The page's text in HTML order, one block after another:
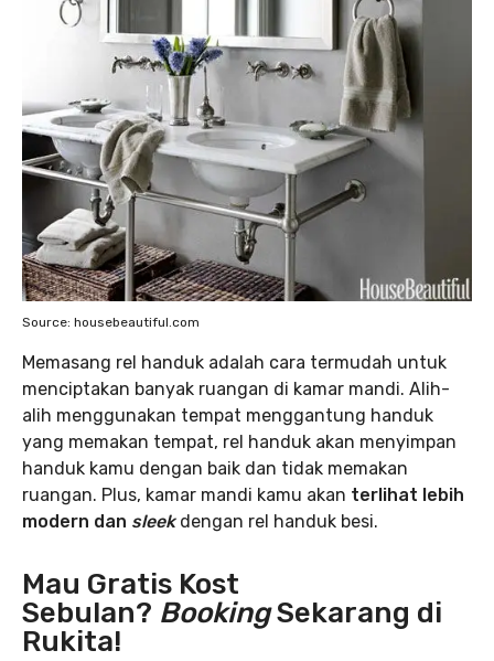
Source: housebeautiful.com
Memasang rel handuk adalah cara termudah untuk
menciptakan banyak ruangan di kamar mandi. Alih-
alih menggunakan tempat menggantung handuk
yang memakan tempat, rel handuk akan menyimpan
handuk kamu dengan baik dan tidak memakan
ruangan. Plus, kamar mandi kamu akan terlihat lebih
modern dan sleek dengan rel handuk besi.
Mau Gratis Kost
Sebulan? BookingSekarang di
Rukita!